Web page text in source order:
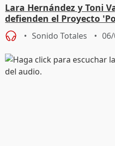
Lara Hernández y Toni
defienden el Proyecto
Andalucía'
Sonido Totales